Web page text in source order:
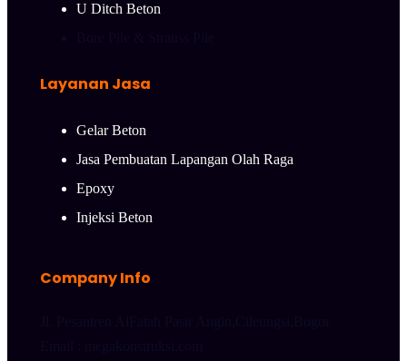
U Ditch Beton
Layanan Jasa
Gelar Beton
Jasa Pembuatan Lapangan Olah Raga
Epoxy
Injeksi Beton
Company Info